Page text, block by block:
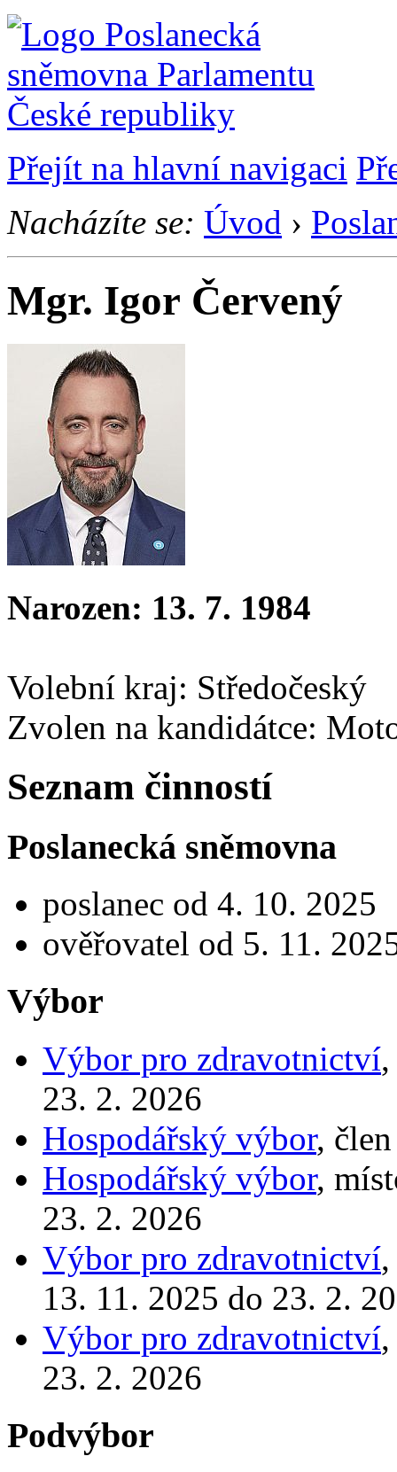
Přejít na hlavní navigaci
Nacházíte se: Úvod ›
Mgr. Igor Červený
Narozen: 13. 7. 1984
Volební kraj: Středočeský
Zvolen na kandidátce:
Seznam činností
Poslanecká sněmovna
poslanec od 4. 10. 2025
ověřovatel od 5. 11.
Výbor
Výbor pro zdravotnictví
23. 2. 2026
Hospodářský výbor,
Hospodářský výbor,
23. 2. 2026
Výbor pro zdravotnictví
13. 11. 2025 do 23. 2.
Výbor pro zdravotnictví
23. 2. 2026
Podvýbor